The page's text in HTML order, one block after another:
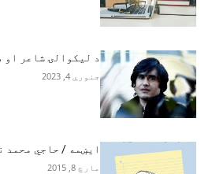
د ليکوالۍ شاعر او
جنوري 4, 2023
ایښمه / حاجي محمد
مارچ 8, 2015